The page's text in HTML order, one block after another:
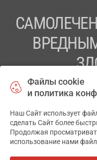
ПЕРЕД
ТОВ «АПТЕКА
Отказ
Файлы cookie
и политика
Наш Сайт использует
сделать Сайт более
Продолжая
использование нами